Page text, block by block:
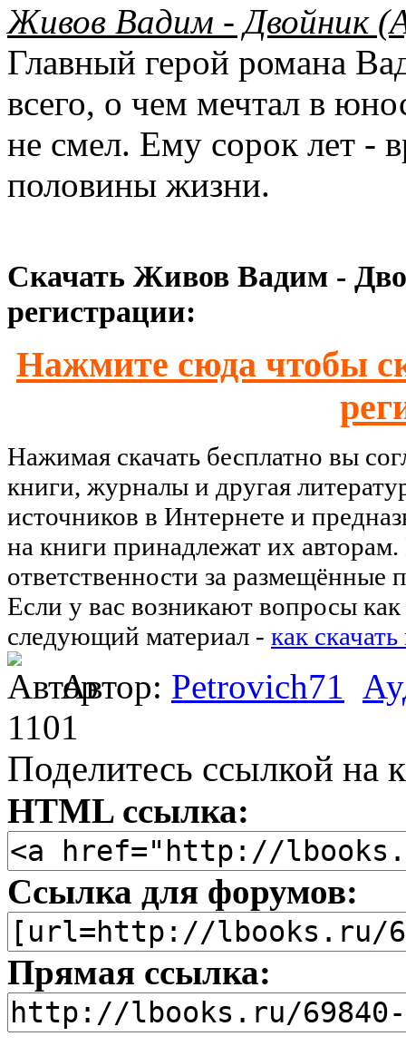
Живов Вадим - Двойник
Главный герой романа
всего, о чем мечтал в
не смел. Ему сорок лет -
половины жизни.
Скачать Живов Вадим -
регистрации:
Нажмите сюда чтобы
Нажимая скачать бесплатно вы
книги, журналы и другая
источников в Интернете и
на книги принадлежат их
ответственности за размещённые
Если у вас возникают вопросы как
следующий материал - как
Автор: Petrovich71
1101
Поделитесь ссылкой на
HTML ссылка:
Ссылка для форумов:
Прямая ссылка: